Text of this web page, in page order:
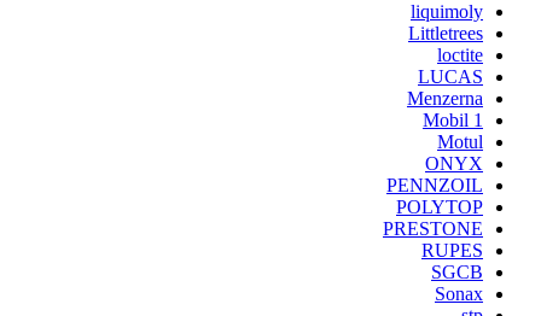
liquimoly
Littletrees
loctite
LUCAS
Menzerna
Mobil 1
Motul
ONYX
PENNZOIL
POLYTOP
PRESTONE
RUPES
SGCB
Sonax